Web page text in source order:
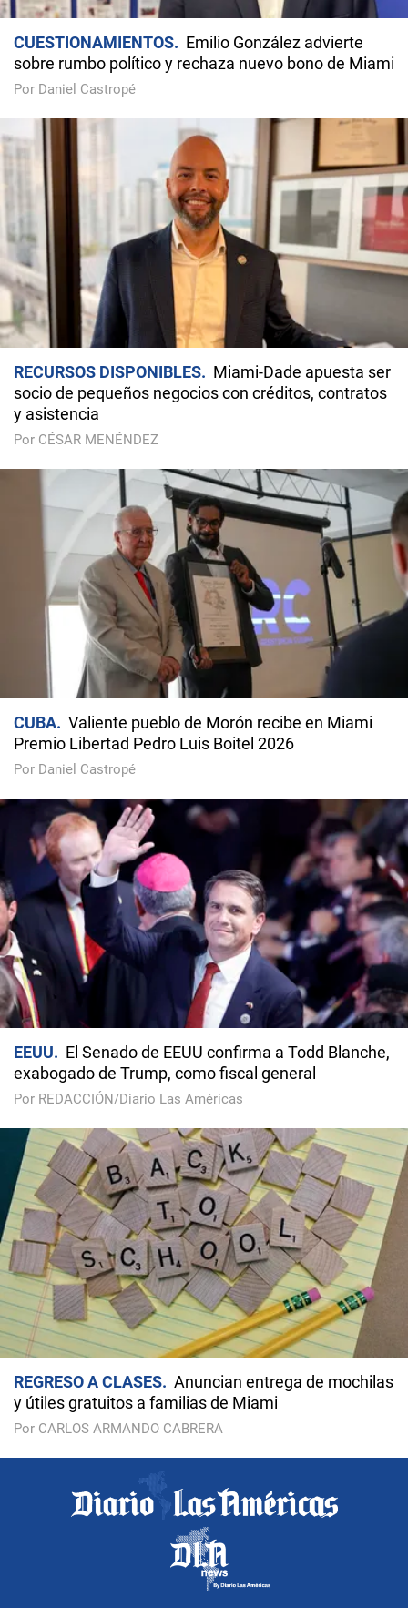
CUESTIONAMIENTOS
Emilio González advierte
sobre rumbo político y rechaza nuevo bono de Miami
Por Daniel Castropé
RECURSOS DISPONIBLES
Miami-Dade apuesta ser
socio de pequeños negocios con créditos, contratos
y asistencia
Por CÉSAR MENÉNDEZ
CUBA
Valiente pueblo de Morón recibe en Miami
Premio Libertad Pedro Luis Boitel 2026
Por Daniel Castropé
EEUU
El Senado de EEUU confirma a Todd Blanche,
exabogado de Trump, como fiscal general
Por REDACCIÓN/Diario Las Américas
REGRESO A CLASES
Anuncian entrega de mochilas
y útiles gratuitos a familias de Miami
Por CARLOS ARMANDO CABRERA